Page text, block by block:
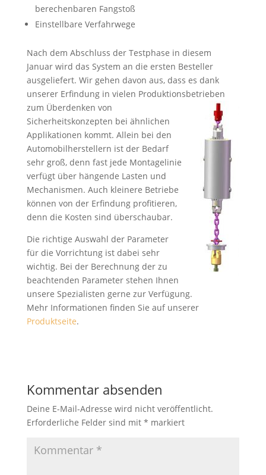
berechenbaren Fangstoß
Einstellbare Verfahrwege
Nach dem Abschluss der Testphase in diesem
Januar wird das System an die ersten Besteller
ausgeliefert. Wir gehen davon aus, dass es dank
unserer Erfindung in vielen Produktionsbetrieben
zum Überdenken von
Sicherheitskonzepten bei ähnlichen
Applikationen kommt. Allein bei den
Automobilherstellern ist der Bedarf
sehr groß, denn fast jede Montagelinie
verfügt über hängende Lasten und
Mechanismen. Auch kleinere Betriebe
können von der Erfindung profitieren,
denn die Kosten sind überschaubar.
Die richtige Auswahl der Parameter
für die Vorrichtung ist dabei sehr
wichtig. Bei der Berechnung der zu
beachtenden Parameter stehen Ihnen
unsere Spezialisten gerne zur Verfügung.
Mehr Informationen finden Sie auf unserer
Produktseite.
Kommentar absenden
Deine E-Mail-Adresse wird nicht veröffentlicht.
Erforderliche Felder sind mit * markiert